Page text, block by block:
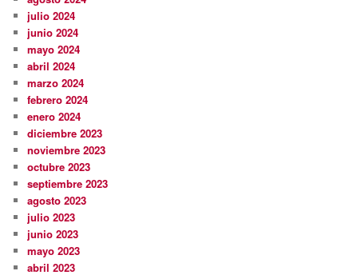
julio 2024
junio 2024
mayo 2024
abril 2024
marzo 2024
febrero 2024
enero 2024
diciembre 2023
noviembre 2023
octubre 2023
septiembre 2023
agosto 2023
julio 2023
junio 2023
mayo 2023
abril 2023